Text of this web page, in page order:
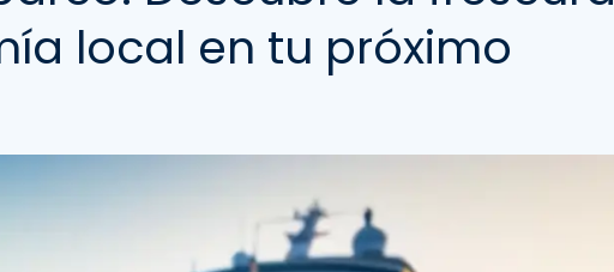
local en tu próximo